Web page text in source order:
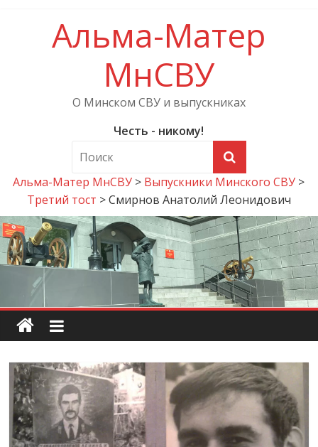
Альма-Матер
МнСВУ
О Минском СВУ и выпускниках
Честь - никому!
Альма-Матер МнСВУ > Выпускники Минского СВУ >
Третий тост >Смирнов Анатолий Леонидович